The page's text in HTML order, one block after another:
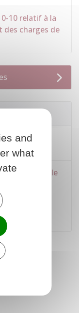
10 relatif à la
des charges de
enfant à
un couple
votre
and
what